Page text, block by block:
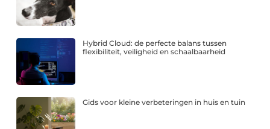
Hybrid Cloud: de perfecte balans tussen
flexibiliteit, veiligheid en schaalbaarheid
Gids voor kleine verbeteringen in huis en tuin